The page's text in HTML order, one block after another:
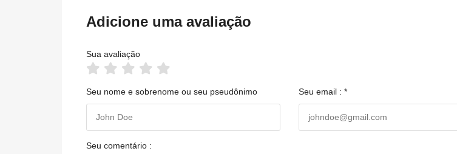
Adicione uma avaliação
Sua avaliação
Seu nome e sobrenome ou seu pseudônimo Seu email : *
Seu comentário :